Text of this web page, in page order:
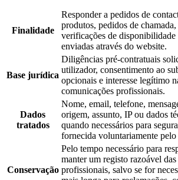
Finalidade
Responder a pedidos de
produtos, pedidos de
verificações de disponibilidade
enviadas através do website.
Base jurídica
Diligências pré-contratuais
utilizador, consentimento ao
opcionais e interesse legítimo
comunicações profissionais.
Dados
tratados
Nome, email, telefone,
origem, assunto, IP ou dados
quando necessários para
fornecida voluntariamente
Conservação
Pelo tempo necessário para
manter um registo razoável
profissionais, salvo se for